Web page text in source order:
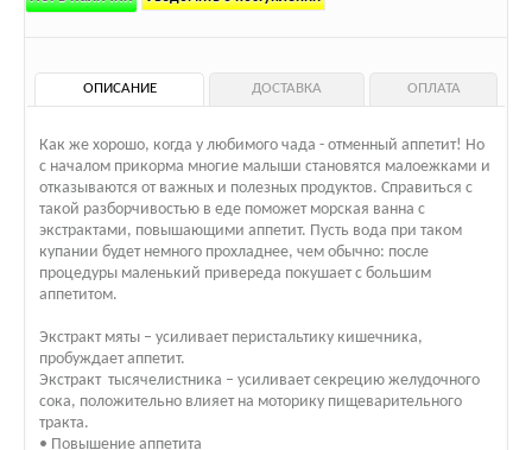
ОПИСАНИЕ ДОСТАВКА ОПЛАТА
Как же хорошо, когда у любимого чада - отменный аппетит! Но
с началом прикорма многие малыши становятся малоежками и
отказываются от важных и полезных продуктов. Справиться с
такой разборчивостью в еде поможет морская ванна с
экстрактами, повышающими аппетит. Пусть вода при таком
купании будет немного прохладнее, чем обычно: после
процедуры маленький привереда покушает с большим
аппетитом.
Экстракт мяты – усиливает перистальтику кишечника,
пробуждает аппетит.
Экстракт тысячелистника – усиливает секрецию желудочного
сока, положительно влияет на моторику пищеварительного
тракта.
• Повышение аппетита